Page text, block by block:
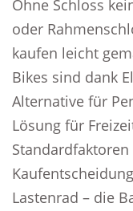
Ohne Schloss
oder
kaufen leicht
Bikes sind dank
Alternative für
Lösung für
Lastenrad – die